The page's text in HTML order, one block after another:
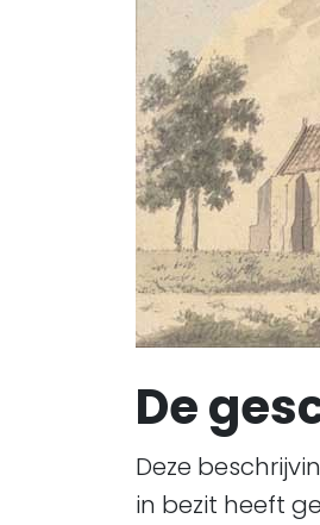
De
Deze
in bezit heeft